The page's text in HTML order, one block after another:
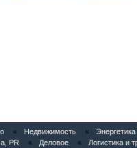
« Недвижимость « Энергетика
PR « Деловое « Логистика и